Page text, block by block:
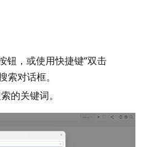
钮，或使用快捷键“双击
索对话框。
的关键词。